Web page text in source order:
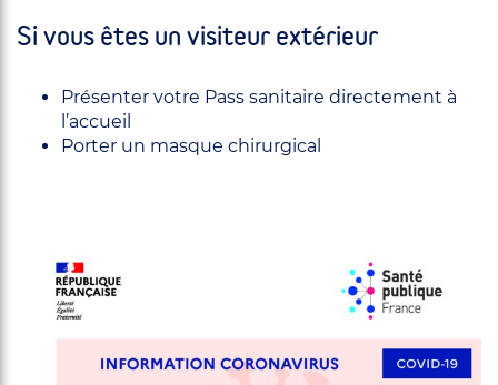
Si vous êtes un visiteur extérieur
Présenter votre Pass sanitaire directement à
l’accueil
Porter un masque chirurgical